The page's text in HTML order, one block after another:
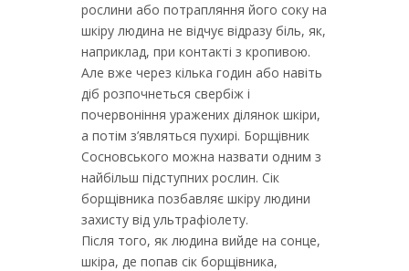
рослини або потрапляння його соку на
шкіру людина не відчує відразу біль, як,
наприклад, при контакті з кропивою.
Але вже через кілька годин або навіть
діб розпочнеться свербіж і
почервоніння уражених ділянок шкіри,
а потім з’являться пухирі. Борщівник
Сосновського можна назвати одним з
найбільш підступних рослин. Сік
борщівника позбавляє шкіру людини
захисту від ультрафіолету.
Після того, як людина вийде на сонце,
шкіра, де попав сік борщівника,